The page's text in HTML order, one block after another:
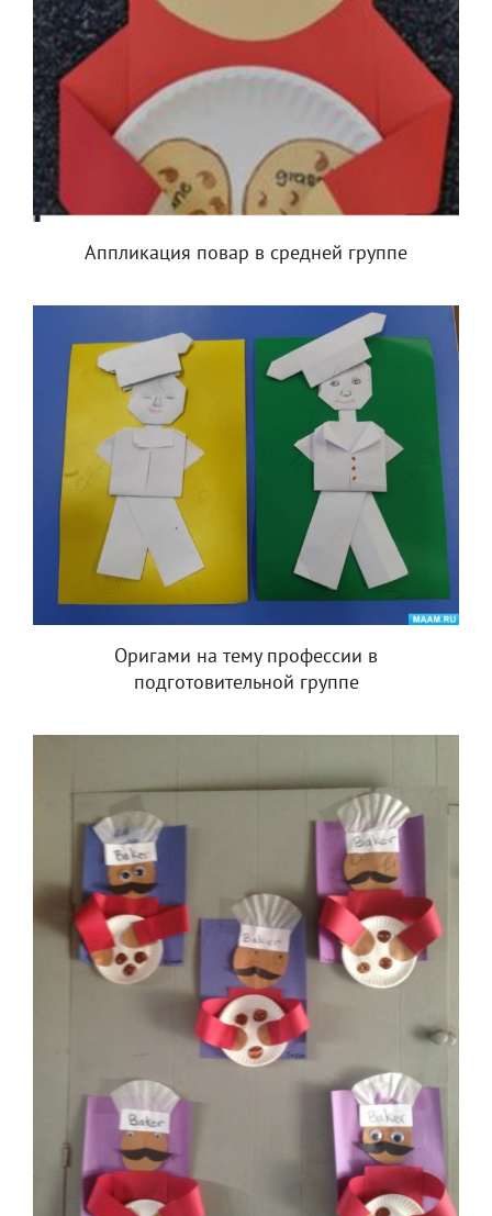
Аппликация повар в средней группе
Оригами на тему профессии в
подготовительной группе